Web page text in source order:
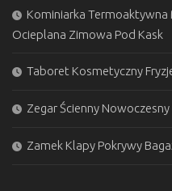
Kominiarka
Ocieplana Zimowa Pod Kask
Taboret Kosmetyczny
Zegar Ścienny
Zamek Klapy Pokrywy